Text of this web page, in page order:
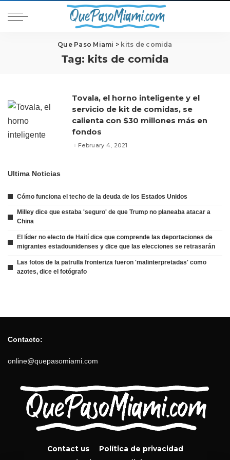
Que Paso Miami > kits de comida
Tag: kits de comida
Tovala, el horno inteligente y el
servicio de kit de comidas, se
calienta con $30 millones más en
fondos
February 4, 2021
Ultima Noticias
Cómo funciona el techo de la deuda de los Estados Unidos
Milley dice que estaba 'seguro' de que Trump no planeaba atacar a
China
El líder no electo de Haití dice que comprende las deportaciones de
migrantes estadounidenses y dice que las elecciones se retrasarán
Las fotos de la patrulla fronteriza fueron 'malinterpretadas' como
azotes, dice el fotógrafo
Contacto:
online@quepasomiami.com
Contact us
Política de privacidad